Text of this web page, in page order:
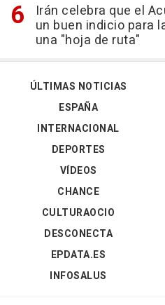
Irán celebra que el
un buen indicio para
una "hoja de ruta"
ÚLTIMAS NOTICIAS
ESPAÑA
INTERNACIONAL
DEPORTES
VÍDEOS
CHANCE
CULTURAOCIO
DESCONECTA
EPDATA.ES
INFOSALUS